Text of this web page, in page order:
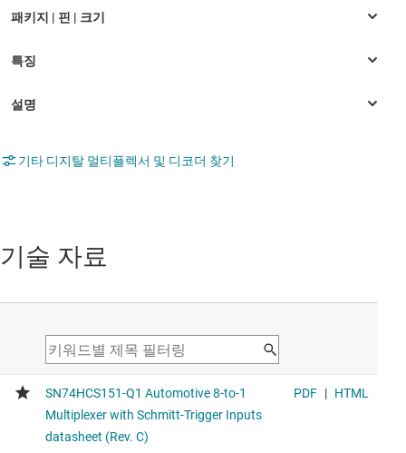
기타 디지탈 멀티플렉서 및 디코더 찾기
기술 자료